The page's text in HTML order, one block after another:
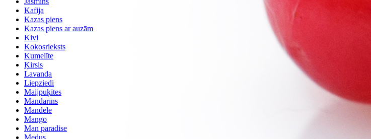
Kafija
Kazas piens
Kazas piens ar auzām
Kivi
Kokosrieksts
Kumelīte
Ķirsis
Lavanda
Liepziedi
Maijpuķītes
Mandarīns
Mandele
Mango
Man paradise
Medus